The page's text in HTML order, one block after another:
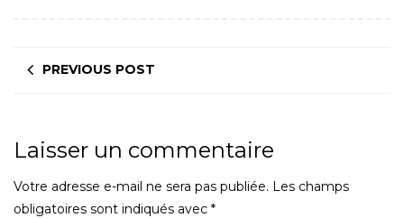
PREVIOUS POST
Laisser un commentaire
Votre adresse e-mail ne sera pas publiée. Les champs
obligatoires sont indiqués avec *